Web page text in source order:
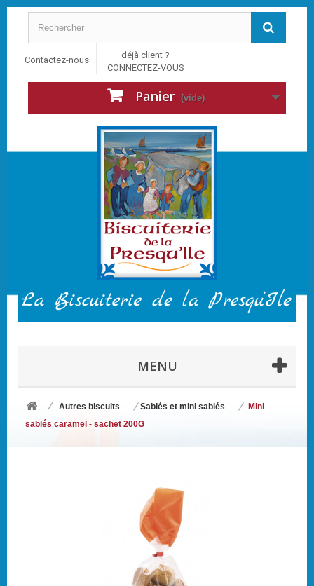
Contactez-nous
déjà client ?
CONNECTEZ-VOUS
Panier (vide)
MENU
Autres biscuits Sablés et mini sablés
Mini
sablés caramel - sachet 200G